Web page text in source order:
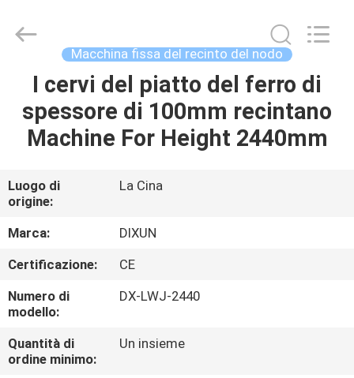
CASA
PRODOTTI
MANIFESTAZIONE
DI
VR
CIRCA
NOI
GIRO
Mesh
Products
Reserved.
Macchina fissa del recinto del nodo
I cervi del piatto del ferro di
spessore di 100mm recintano
Machine For Height 2440mm
Luogo di
origine:
La Cina
Marca:
DIXUN
Certificazione:
CE
Numero di
modello:
DX-LWJ-2440
Quantità di
ordine minimo:
Un insieme